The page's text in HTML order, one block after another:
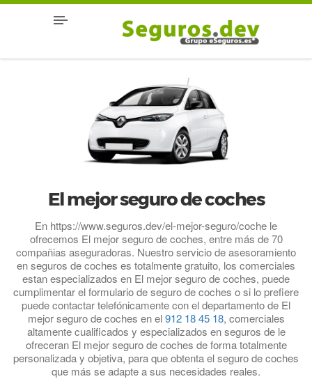
El mejor seguro de coches
En https://www.seguros.dev/el-mejor-seguro/coche le
ofrecemos El mejor seguro de coches, entre más de 70
compañias aseguradoras. Nuestro servicio de asesoramiento
en seguros de coches es totalmente gratuito, los comerciales
estan especializados en El mejor seguro de coches, puede
cumplimentar el formulario de seguro de coches o si lo prefiere
puede contactar telefónicamente con el departamento de El
mejor seguro de coches en el912 18 45 18, comerciales
altamente cualificados y especializados en seguros de le
ofreceran El mejor seguro de coches de forma totalmente
personalizada y objetiva, para que obtenta el seguro de coches
que más se adapte a sus necesidades reales.